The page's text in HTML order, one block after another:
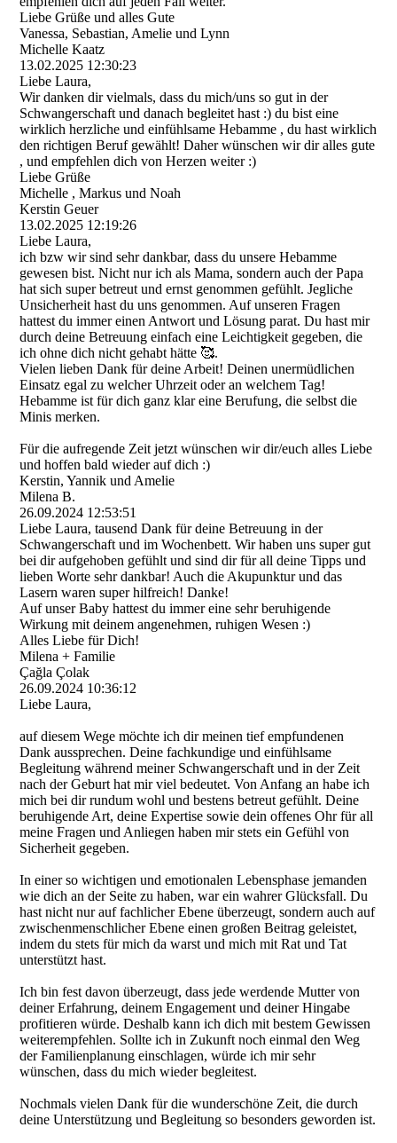
Liebe Grüße und alles Gute
Vanessa, Sebastian, Amelie und Lynn
Michelle Kaatz
13.02.2025 12:30:23
Liebe Laura,
Wir danken dir vielmals, dass du mich/uns so gut in der
Schwangerschaft und danach begleitet hast :) du bist eine
wirklich herzliche und einfühlsame Hebamme , du hast wirklich
den richtigen Beruf gewählt! Daher wünschen wir dir alles gute
, und empfehlen dich von Herzen weiter :)
Liebe Grüße
Michelle , Markus und Noah
Kerstin Geuer
13.02.2025 12:19:26
Liebe Laura,
ich bzw wir sind sehr dankbar, dass du unsere Hebamme
gewesen bist. Nicht nur ich als Mama, sondern auch der Papa
hat sich super betreut und ernst genommen gefühlt. Jegliche
Unsicherheit hast du uns genommen. Auf unseren Fragen
hattest du immer einen Antwort und Lösung parat. Du hast mir
durch deine Betreuung einfach eine Leichtigkeit gegeben, die
ich ohne dich nicht gehabt hätte 🥰.
Vielen lieben Dank für deine Arbeit! Deinen unermüdlichen
Einsatz egal zu welcher Uhrzeit oder an welchem Tag!
Hebamme ist für dich ganz klar eine Berufung, die selbst die
Minis merken.
Für die aufregende Zeit jetzt wünschen wir dir/euch alles Liebe
und hoffen bald wieder auf dich :)
Kerstin, Yannik und Amelie
Milena B.
26.09.2024 12:53:51
Liebe Laura, tausend Dank für deine Betreuung in der
Schwangerschaft und im Wochenbett. Wir haben uns super gut
bei dir aufgehoben gefühlt und sind dir für all deine Tipps und
lieben Worte sehr dankbar! Auch die Akupunktur und das
Lasern waren super hilfreich! Danke!
Auf unser Baby hattest du immer eine sehr beruhigende
Wirkung mit deinem angenehmen, ruhigen Wesen :)
Alles Liebe für Dich!
Milena + Familie
Çağla Çolak
26.09.2024 10:36:12
Liebe Laura,
auf diesem Wege möchte ich dir meinen tief empfundenen
Dank aussprechen. Deine fachkundige und einfühlsame
Begleitung während meiner Schwangerschaft und in der Zeit
nach der Geburt hat mir viel bedeutet. Von Anfang an habe ich
mich bei dir rundum wohl und bestens betreut gefühlt. Deine
beruhigende Art, deine Expertise sowie dein offenes Ohr für all
meine Fragen und Anliegen haben mir stets ein Gefühl von
Sicherheit gegeben.
In einer so wichtigen und emotionalen Lebensphase jemanden
wie dich an der Seite zu haben, war ein wahrer Glücksfall. Du
hast nicht nur auf fachlicher Ebene überzeugt, sondern auch auf
zwischenmenschlicher Ebene einen großen Beitrag geleistet,
indem du stets für mich da warst und mich mit Rat und Tat
unterstützt hast.
Ich bin fest davon überzeugt, dass jede werdende Mutter von
deiner Erfahrung, deinem Engagement und deiner Hingabe
profitieren würde. Deshalb kann ich dich mit bestem Gewissen
weiterempfehlen. Sollte ich in Zukunft noch einmal den Weg
der Familienplanung einschlagen, würde ich mir sehr
wünschen, dass du mich wieder begleitest.
Nochmals vielen Dank für die wunderschöne Zeit, die durch
deine Unterstützung und Begleitung so besonders geworden ist.